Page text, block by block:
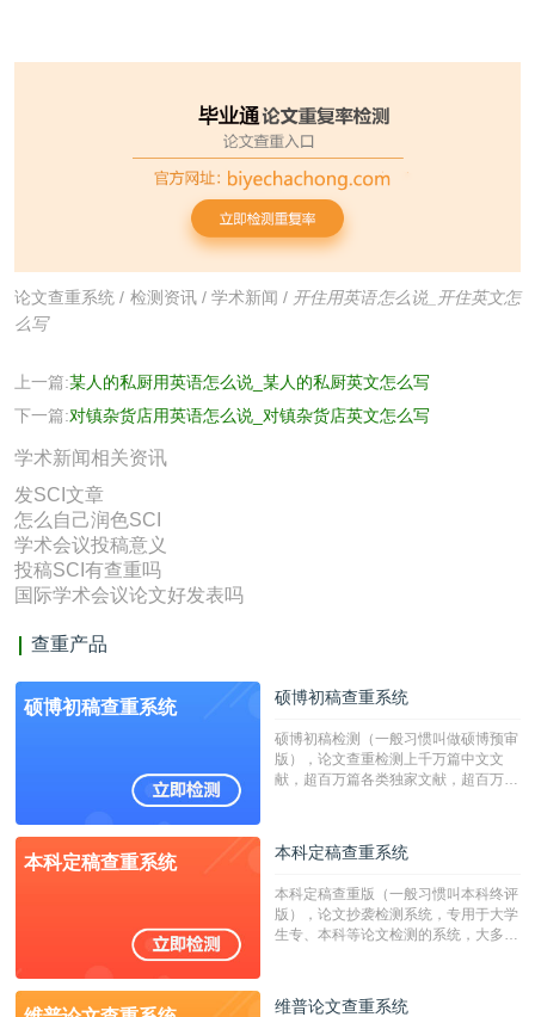
论文查重系统 / 检测资讯/ 学术新闻 / 开住用英语怎么说_开住英文怎
么写
上一篇:某人的私厨用英语怎么说_某人的私厨英文怎么写
下一篇:对镇杂货店用英语怎么说_对镇杂货店英文怎么写
学术新闻相关资讯
发SCI文章
怎么自己润色SCI
学术会议投稿意义
投稿SCI有查重吗
国际学术会议论文好发表吗
查重产品
硕博初稿查重系统 硕博初稿查重系统
硕博初稿检测（一般习惯叫做硕博预审
版），论文查重检测上千万篇中文文
献，超百万篇各类独家文献，超百万港
校用来检测硕博论文的系统，检测范围
广，数据来源真实，检测算法合理!本
字符数30万）
本科定稿查重系统 本科定稿查重系统
本科定稿查重版（一般习惯叫本科终评
版），论文抄袭检测系统，专用于大学
生专、本科等论文检测的系统，大多数
维普论文查重系统